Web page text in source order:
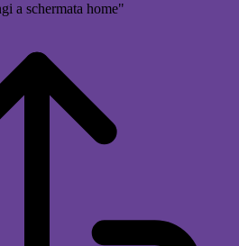
a schermata home"